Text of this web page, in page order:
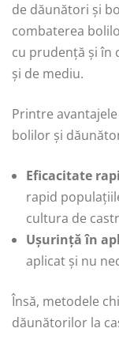
de dăunători și
combaterea
cu prudență și în
și de mediu.
Printre
bolilor și
Eficacitate
rapid
cultura de
Ușurință în
aplicat și nu
Însă, metodele
dăunătorilor la